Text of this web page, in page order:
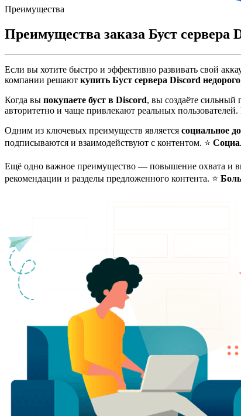
Преимущества
Преимущества заказа Буст сервера
Если вы хотите быстро и эффективно развивать свой
компании решают купить Буст сервера Discord недорого
Когда вы покупаете буст в Discord, вы создаёте
авторитетно и чаще привлекают реальных
Одним из ключевых преимуществ является социальное
подписываются и взаимодействуют с контентом. ⭐
Ещё одно важное преимущество — повышение охвата и
рекомендации и разделы предложенного контента. ⭐